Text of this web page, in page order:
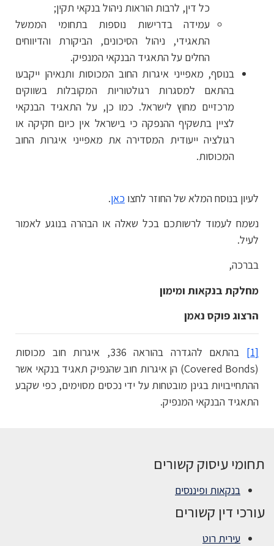
כל דין, לרבות הוראות ניהול בנקאי תקין;
עמידה בדרישות נוספות בתחומי הממשל
התאגידי, ניהול הסיכונים, הביקורת והדיווחים
החלים על התאגיד הבנקאי המנפיק.
בנוסף, מאפייני איגרות החוב המכוסות ותנאיהן ייקבעו
בהתאם למסגרות רגולטוריות המקובלות בשווקים
מרכזיים מחוץ לישראל. כמו כן, על התאגיד הבנקאי
לציין בתשקיף ההנפקה כי בישראל אין כיום חקיקה או
רגולציה ייעודית המסדירה את מאפייני איגרות החוב
המכוסות.
לעיון בנוסח המלא של החוזר לחצו כאן.
נשמח לעמוד לרשותכם בכל שאלה או הבהרה בנוגע לאמור
לעיל.
בברכה,
מחלקת בנקאות ומימון
הרצוג פוקס נאמן
[1]
בהתאם להגדרה בהוראה 336, איגרות חוב מכוסות
(Covered Bonds) הן איגרות חוב שהנפיק תאגיד בנקאי אשר
ההתחייבויות בגינן מובטחות על ידי נכסים מסוימים, כפי שקבע
התאגיד הבנקאי המנפיק.
תחומי עיסוק קשורים
בנקאות ופיננסים
עורכי דין קשורים
עירית רוט